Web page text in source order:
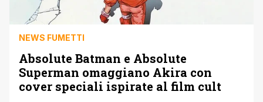
NEWS FUMETTI
Absolute Batman e Absolute
Superman omaggiano Akira con
cover speciali ispirate al film cult